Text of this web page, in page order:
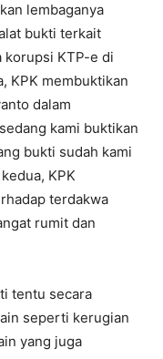
lembaganya
bukti terkait
korupsi KTP-e di
KPK membuktikan
dalam
kami buktikan
bukti sudah kami
KPK
terdakwa
rumit dan
tentu secara
seperti kerugian
yang juga